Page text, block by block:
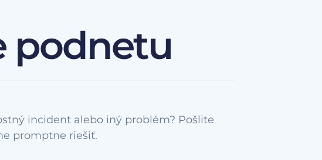
podnetu
incident alebo iný problém? Pošlite